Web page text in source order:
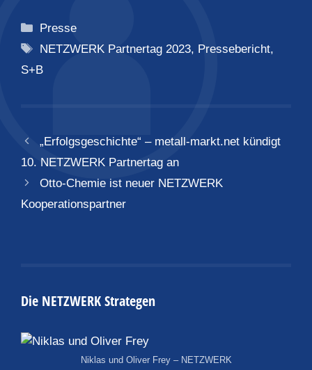
Kategorien
Presse
Schlagwörter
NETZWERK Partnertag 2023, Pressebericht,
S+B
„Erfolgsgeschichte“ – metall-markt.net kündigt
10. NETZWERK Partnertag an
Otto-Chemie ist neuer NETZWERK
Kooperationspartner
Die NETZWERK Strategen
Niklas und Oliver Frey – NETZWERK